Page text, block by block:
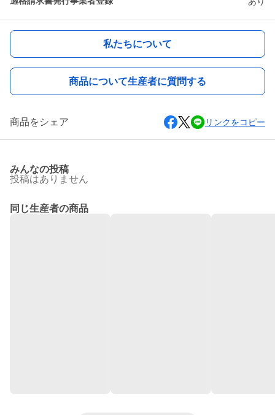
私たちについて
商品について生産者に質問する
商品をシェア リンクをコピー
みんなの投稿
投稿はありません
同じ生産者の商品